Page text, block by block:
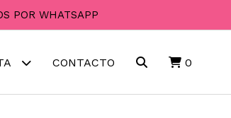
POR WHATSAPP
CONTACTO 0